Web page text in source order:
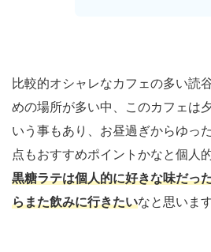
比較的オシャレなカフェの多い読
めの場所が多い中、このカフェは
いう事もあり、お昼過ぎからゆっ
点もおすすめポイントかなと個人
黒糖ラテは個人的に好きな味だっ
らまた飲みに行きたいなと思います